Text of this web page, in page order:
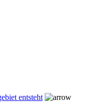
entsteht